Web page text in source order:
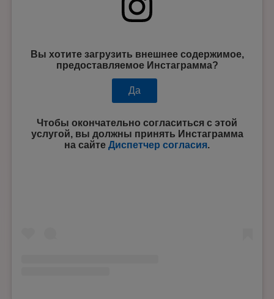
Вы хотите загрузить внешнее содержимое,
предоставляемое Инстаграмма?
Да
Чтобы окончательно согласиться с этой
услугой, вы должны принять Инстаграмма
на сайте Диспетчер согласия.